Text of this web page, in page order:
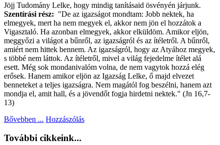
Jöjj Tudomány Lelke, hogy mindig tanításaid ösvényén járjunk.
Szentírási rész: "De az igazságot mondtam: Jobb nektek, ha
elmegyek, mert ha nem megyek el, akkor nem jön el hozzátok a
Vigasztaló. Ha azonban elmegyek, akkor elküldöm. Amikor eljön,
meggyőzi a világot a bűnről, az igazságról és az ítéletről. A bűnről,
amiért nem hittek bennem. Az igazságról, hogy az Atyához megyek,
s többé nem láttok. Az ítéletről, mivel a világ fejedelme ítélet alá
esett. Még sok mondanivalóm volna, de nem vagytok hozzá elég
erősek. Hanem amikor eljön az Igazság Lelke, ő majd elvezet
benneteket a teljes igazságra. Nem magától fog beszélni, hanem azt
mondja el, amit hall, és a jövendőt fogja hirdetni nektek." (Jn 16,7-
13)
Bővebben ... Hozzászólás
További cikkeink...